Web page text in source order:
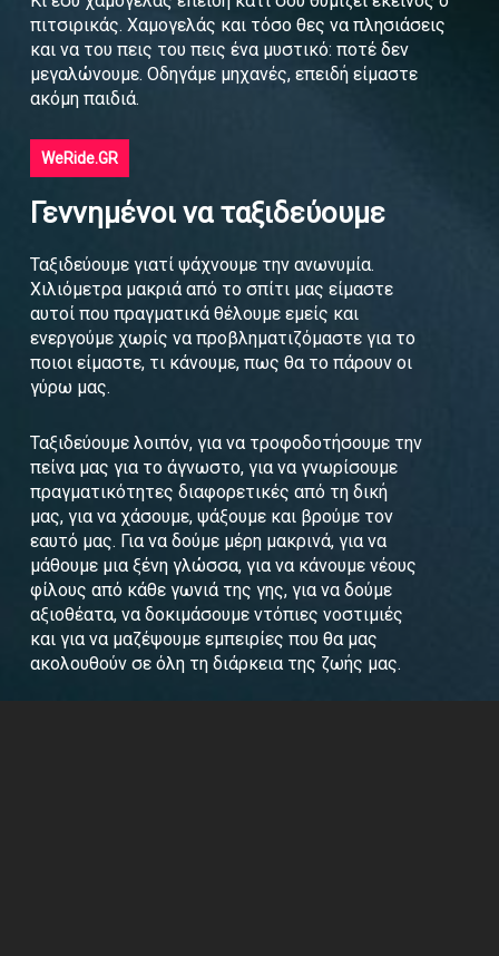
πιτσιρικάς. Χαμογελάς και τόσο θες να πλησιάσεις
και να του πεις του πεις ένα μυστικό: ποτέ δεν
μεγαλώνουμε. Οδηγάμε μηχανές, επειδή είμαστε
ακόμη παιδιά.
WeRide.GR
Γεννημένοι να ταξιδεύουμε
Ταξιδεύουμε γιατί ψάχνουμε την ανωνυμία.
Χιλιόμετρα μακριά από το σπίτι μας είμαστε
αυτοί που πραγματικά θέλουμε εμείς και
ενεργούμε χωρίς να προβληματιζόμαστε για το
ποιοι είμαστε, τι κάνουμε, πως θα το πάρουν οι
γύρω μας.
Ταξιδεύουμε λοιπόν, για να τροφοδοτήσουμε την
πείνα μας για το άγνωστο, για να γνωρίσουμε
πραγματικότητες διαφορετικές από τη δική
μας, για να χάσουμε, ψάξουμε και βρούμε τον
εαυτό μας. Για να δούμε μέρη μακρινά, για να
μάθουμε μια ξένη γλώσσα, για να κάνουμε νέους
φίλους από κάθε γωνιά της γης, για να δούμε
αξιοθέατα, να δοκιμάσουμε ντόπιες νοστιμιές
και για να μαζέψουμε εμπειρίες που θα μας
ακολουθούν σε όλη τη διάρκεια της ζωής μας.